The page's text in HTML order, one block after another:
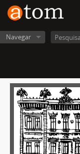
Navegar